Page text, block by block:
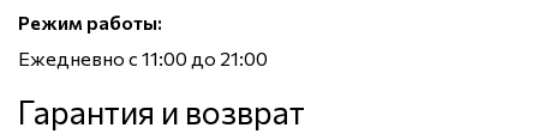
Режим работы:
Ежедневно с 11:00 до 21:00
Гарантия и возврат